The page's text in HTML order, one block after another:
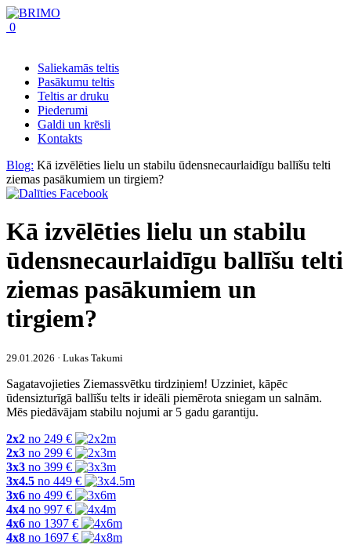
0
Saliekamās teltis
Pasākumu teltis
Teltis ar druku
Piederumi
Galdi un krēsli
Kontakts
Blog: Kā izvēlēties lielu un stabilu ūdensnecaurlaidīgu ballīšu telti
ziemas pasākumiem un tirgiem?
Kā izvēlēties lielu un stabilu
ūdensnecaurlaidīgu ballīšu telti
ziemas pasākumiem un
tirgiem?
29.01.2026 · Lukas Takumi
Sagatavojieties Ziemassvētku tirdziņiem! Uzziniet, kāpēc
ūdensizturīgā ballīšu telts ir ideāli piemērota sniegam un salnām.
Mēs piedāvājam stabilu nojumi ar 5 gadu garantiju.
2x2 no 249 €
2x3 no 299 €
3x3 no 399 €
3x4.5 no 449 €
3x6 no 499 €
4x4 no 997 €
4x6 no 1397 €
4x8 no 1697 €